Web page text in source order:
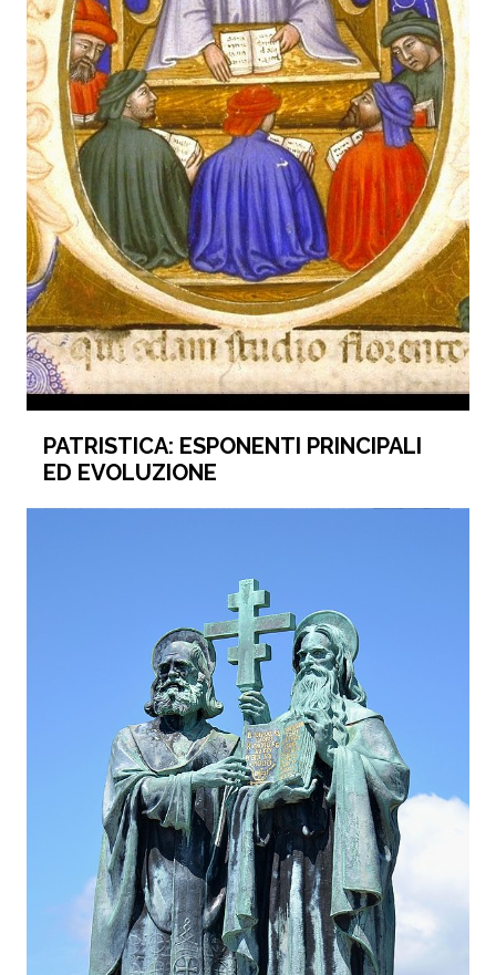
PATRISTICA: ESPONENTI PRINCIPALI
ED EVOLUZIONE